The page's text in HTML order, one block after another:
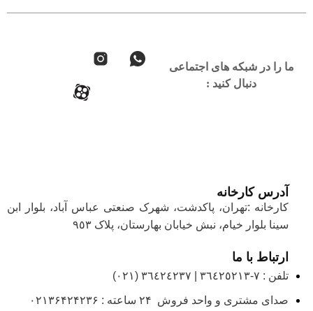
ما را در شبکه های اجتماعی
دنبال کنید :
آدرس کارخانه
کارخانه :تهران، پاکدشت، شهرک صنعتی عباس آباد، بلوار ابن
سینا بلوار خیام، نبش خیابان بهارستان، پلاک ٩٥٣
ارتباط با ما
تلفن : ٧-٣٦٤٢٥٢١٣ | ٣٦٤٢٤٢٣٧ (٠٢١)
صدای مشتری و واحد فروش ۲۴ ساعته : ۰۲۱۳۶۴۲۴۲۳۶